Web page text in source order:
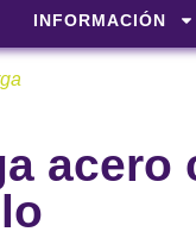
INFORMACIÓN
acero